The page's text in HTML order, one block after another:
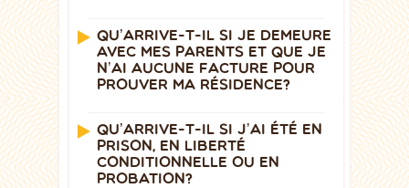
QU’ARRIVE-T-IL SI JE DEMEURE
AVEC MES PARENTS ET QUE JE
N’AI AUCUNE FACTURE POUR
PROUVER MA RÉSIDENCE?
QU’ARRIVE-T-IL SI J’AI ÉTÉ EN
PRISON, EN LIBERTÉ
CONDITIONNELLE OU EN
PROBATION?